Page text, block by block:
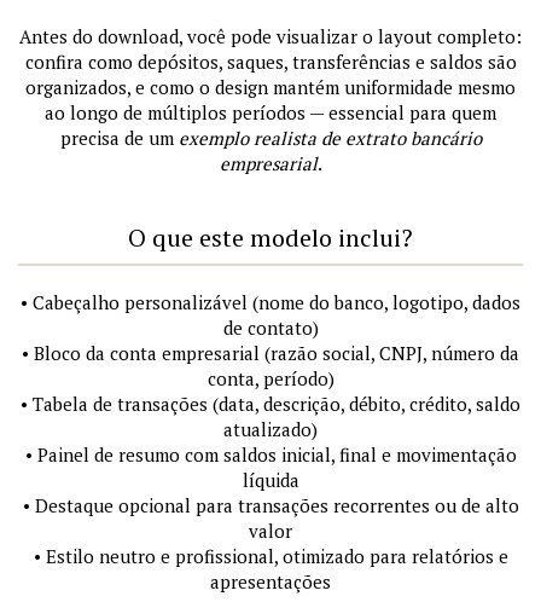
Antes do download, você pode visualizar o layout completo:
confira como depósitos, saques, transferências e saldos são
organizados, e como o design mantém uniformidade mesmo
ao longo de múltiplos períodos — essencial para quem
precisa de um exemplo realista de extrato bancário
empresarial.
O que este modelo inclui?
• Cabeçalho personalizável (nome do banco, logotipo, dados
de contato)
• Bloco da conta empresarial (razão social, CNPJ, número da
conta, período)
• Tabela de transações (data, descrição, débito, crédito, saldo
atualizado)
• Painel de resumo com saldos inicial, final e movimentação
líquida
• Destaque opcional para transações recorrentes ou de alto
valor
• Estilo neutro e profissional, otimizado para relatórios e
apresentações